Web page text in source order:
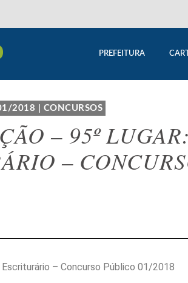
PREFEITURA
2018 CONCURSOS
– 95º LUGAR:
–
– Concurso Público 01/2018